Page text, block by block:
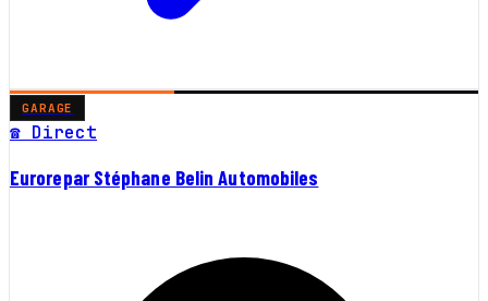
GARAGE
☎ Direct
Eurorepar Stéphane Belin Automobiles